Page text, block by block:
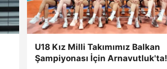
U18 Kız Milli Takımımız Balkan
Şampiyonası İçin Arnavutluk'ta!